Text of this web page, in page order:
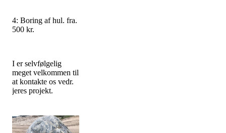
4: Boring af hul. fra.
500 kr.
I er selvfølgelig
meget velkommen til
at kontakte os vedr.
jeres projekt.